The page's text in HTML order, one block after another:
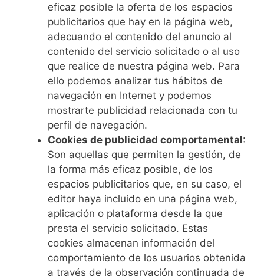
eficaz posible la oferta de los espacios
publicitarios que hay en la página web,
adecuando el contenido del anuncio al
contenido del servicio solicitado o al uso
que realice de nuestra página web. Para
ello podemos analizar tus hábitos de
navegación en Internet y podemos
mostrarte publicidad relacionada con tu
perfil de navegación.
Cookies de publicidad comportamental:
Son aquellas que permiten la gestión, de
la forma más eficaz posible, de los
espacios publicitarios que, en su caso, el
editor haya incluido en una página web,
aplicación o plataforma desde la que
presta el servicio solicitado. Estas
cookies almacenan información del
comportamiento de los usuarios obtenida
a través de la observación continuada de